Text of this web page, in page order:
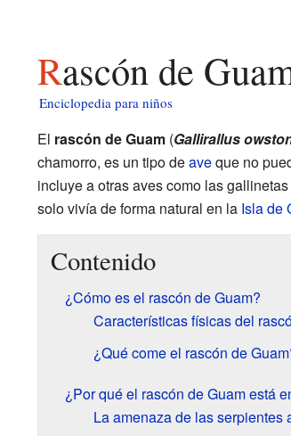
Rascón de
Enciclopedia para niños
El rascón de Guam(Gallirallus
chamorro, es un tipo deaveque no
incluye a otras aves como las
solo vivía de forma natural en la Isla de
Contenido
¿Cómo es el rascón de Guam?
Características físicas del
¿Qué come el rascón de
¿Por qué el rascón de Guam está
La amenaza de las serpientes